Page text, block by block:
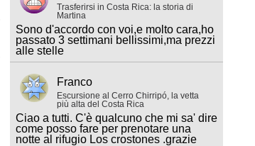
Trasferirsi in Costa Rica: la storia di
Martina
Sono d'accordo con voi,e molto cara,ho
passato 3 settimani bellissimi,ma prezzi
alle stelle
Franco
Escursione al Cerro Chirripó, la vetta
più alta del Costa Rica
Ciao a tutti. C'è qualcuno che mi sa' dire
come posso fare per prenotare una
notte al rifugio Los crostones .grazie